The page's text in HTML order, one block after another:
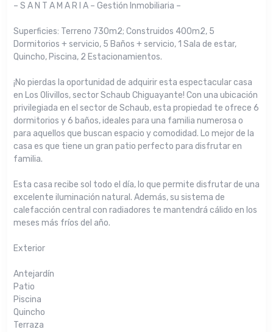
– S A N T A M A R I A – Gestión Inmobiliaria –
Superficies: Terreno 730m2; Construidos 400m2, 5
Dormitorios + servicio, 5 Baños + servicio, 1 Sala de estar,
Quincho, Piscina, 2 Estacionamientos.
¡No pierdas la oportunidad de adquirir esta espectacular casa
en Los Olivillos, sector Schaub Chiguayante! Con una ubicación
privilegiada en el sector de Schaub, esta propiedad te ofrece 6
dormitorios y 6 baños, ideales para una familia numerosa o
para aquellos que buscan espacio y comodidad. Lo mejor de la
casa es que tiene un gran patio perfecto para disfrutar en
familia.
Esta casa recibe sol todo el día, lo que permite disfrutar de una
excelente iluminación natural. Además, su sistema de
calefacción central con radiadores te mantendrá cálido en los
meses más fríos del año.
Exterior
Antejardín
Patio
Piscina
Quincho
Terraza